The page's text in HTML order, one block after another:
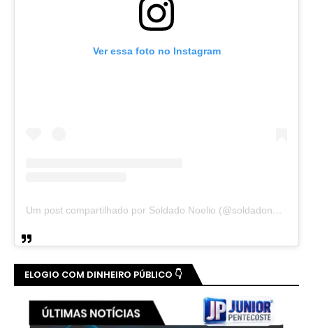
Ver essa foto no Instagram
Um post compartilhado por Soldado Noelio (@soldadonoelio)
ELOGIO COM DINHEIRO PÚBLICO 👇